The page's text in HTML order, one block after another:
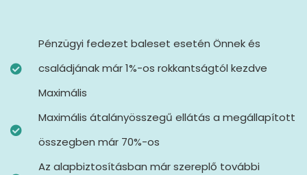
Pénzügyi fedezet baleset esetén Önnek és
családjának már 1%-os rokkantságtól kezdve
Maximális
Maximális átalányösszegű ellátás a megállapított
összegben már 70%-os
Az alapbiztosításban már szereplő további